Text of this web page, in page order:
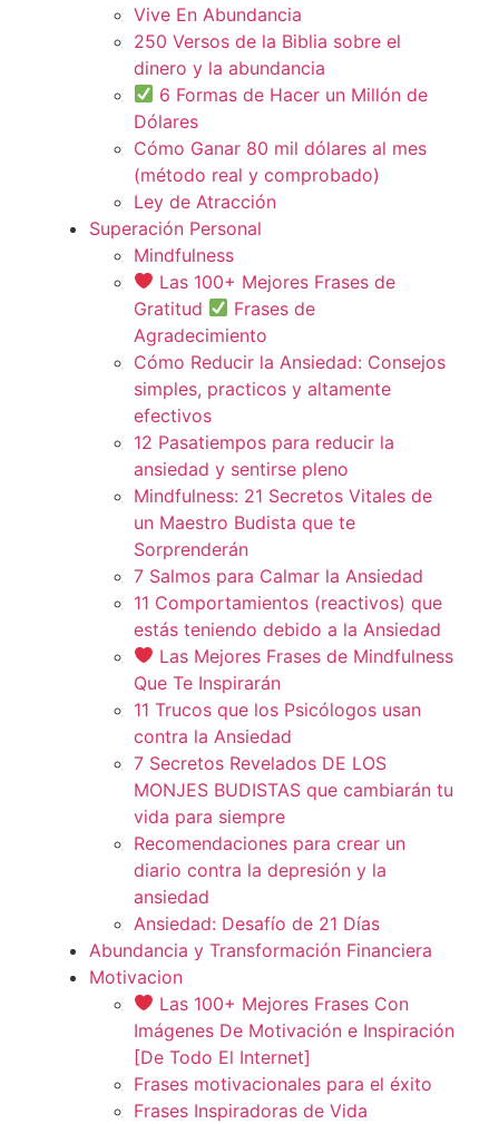
Vive En Abundancia
250 Versos de la Biblia sobre el
dinero y la abundancia
6 Formas de Hacer un Millón de
Dólares
Cómo Ganar 80 mil dólares al mes
(método real y comprobado)
Ley de Atracción
Superación Personal
Mindfulness
Las 100+ Mejores Frases de
Gratitud
Frases de
Agradecimiento
Cómo Reducir la Ansiedad: Consejos
simples, practicos y altamente
efectivos
12 Pasatiempos para reducir la
ansiedad y sentirse pleno
Mindfulness: 21 Secretos Vitales de
un Maestro Budista que te
Sorprenderán
7 Salmos para Calmar la Ansiedad
11 Comportamientos (reactivos) que
estás teniendo debido a la Ansiedad
Las Mejores Frases de Mindfulness
Que Te Inspirarán
11 Trucos que los Psicólogos usan
contra la Ansiedad
7 Secretos Revelados DE LOS
MONJES BUDISTAS que cambiarán tu
vida para siempre
Recomendaciones para crear un
diario contra la depresión y la
ansiedad
Ansiedad: Desafío de 21 Días
Abundancia y Transformación Financiera
Motivacion
Las 100+ Mejores Frases Con
Imágenes De Motivación e Inspiración
[De Todo El Internet]
Frases motivacionales para el éxito
Frases Inspiradoras de Vida